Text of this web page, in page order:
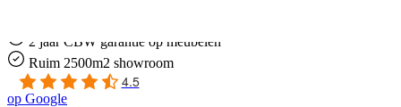
2 jaar CBW garantie op meubelen
Ruim 2500m2 showroom
4.5
op Google